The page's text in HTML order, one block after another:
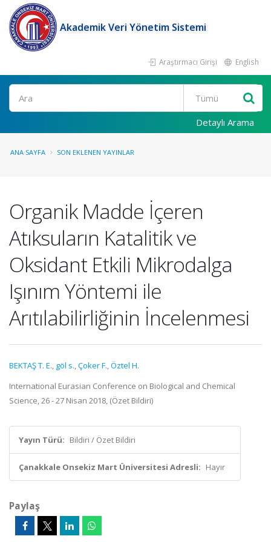
Akademik Veri Yönetim Sistemi
Araştırmacı Girişi English
Ara
Detaylı Arama
ANA SAYFA SON EKLENEN YAYINLAR
Organik Madde İçeren
Atıksuların Katalitik ve
Oksidant Etkili Mikrodalga
Işınım Yöntemi ile
Arıtılabilirliğinin İncelenmesi
BEKTAŞ T. E., göl s.,Çoker F.,Öztel H.
International Eurasian Conference on Biological and Chemical
Science, 26 - 27 Nisan 2018, (Özet Bildiri)
Yayın Türü: Bildiri / Özet Bildiri
Çanakkale Onsekiz Mart Üniversitesi Adresli: Hayır
Paylaş